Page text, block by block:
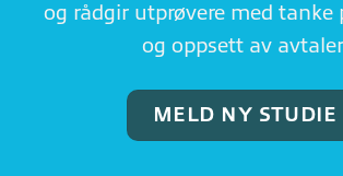
og rådgir utprøvere med tanke
og oppsett av
MELD NY STUDIE